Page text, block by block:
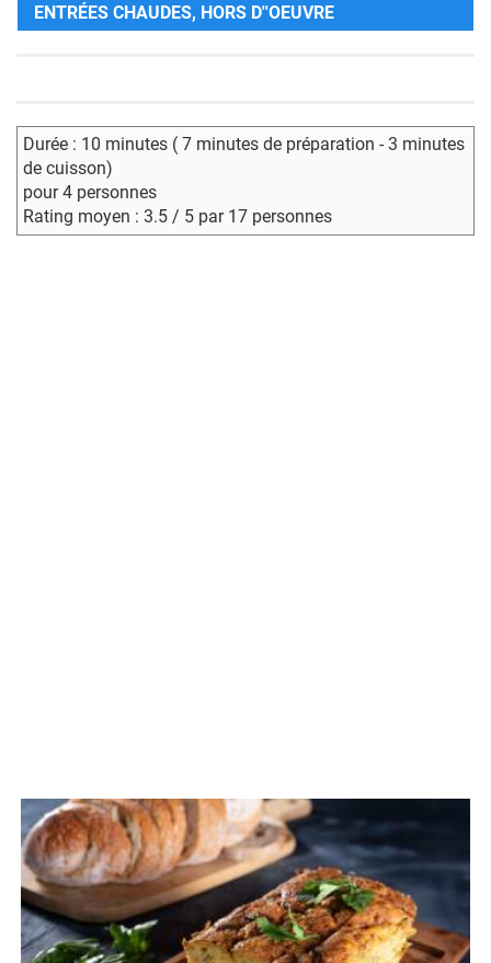
ENTRÉES CHAUDES, HORS D''OEUVRE
Durée : 10 minutes ( 7 minutes de préparation - 3 minutes
de cuisson)
pour 4 personnes
Rating moyen : 3.5 / 5 par 17 personnes